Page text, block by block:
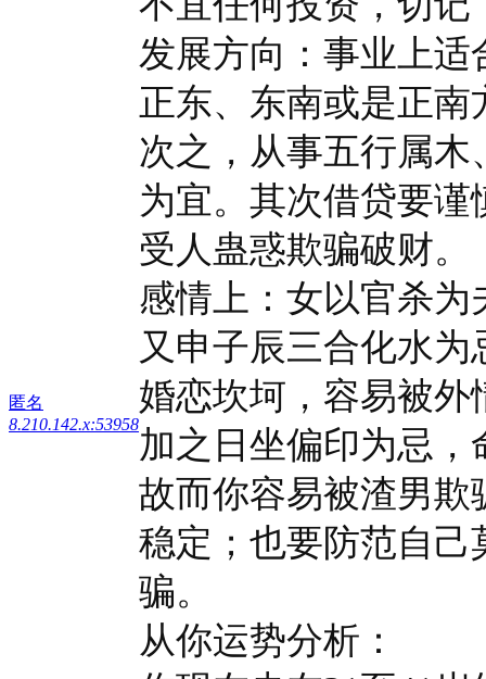
匿名
8.210.142.x:53958
发展方向：事业上
正东、东南或是正
次之，从事五行属
为宜。其次借贷要
受人蛊惑欺骗破财。
感情上：女以官杀
又申子辰三合化水
婚恋坎坷，容易被外
加之日坐偏印为忌，
故而你容易被渣男
稳定；也要防范自
骗。
从你运势分析：